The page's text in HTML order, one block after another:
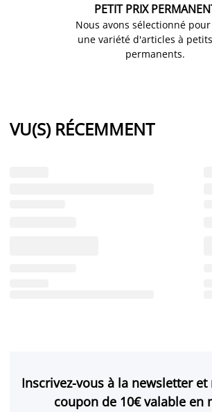
PETIT PRIX
Nous avons sélectionné
une variété d'articles à
permanents.
VU(S) RÉCEMMENT
Inscrivez-vous à la newsletter
coupon de 10€ valable en